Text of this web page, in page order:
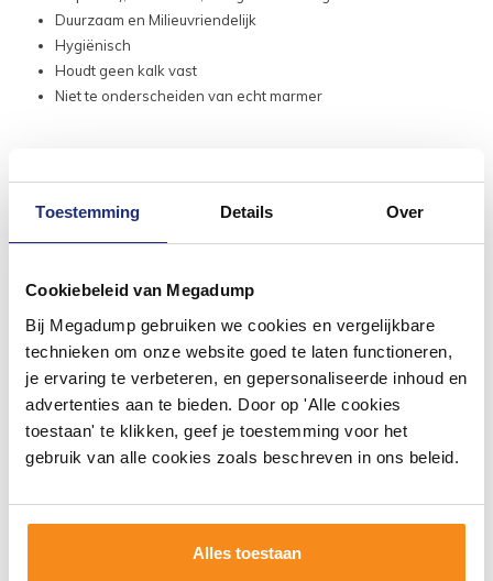
Toestemming Details Over
Cookiebeleid van Megadump
Bij Megadump gebruiken we cookies en vergelijkbare
technieken om onze website goed te laten functioneren,
je ervaring te verbeteren, en gepersonaliseerde inhoud en
advertenties aan te bieden. Door op 'Alle cookies
toestaan' te klikken, geef je toestemming voor het
gebruik van alle cookies zoals beschreven in ons beleid.
Alles toestaan
Duurzaam en Milieuvriendelijk
Hygiënisch
Houdt geen kalk vast
Niet te onderscheiden van echt marmer
Andere klanten kochten of
bekeken ook